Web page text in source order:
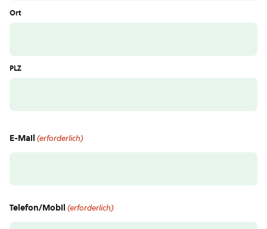
Ort
PLZ
E-Mail (erforderlich)
Telefon/Mobil (erforderlich)